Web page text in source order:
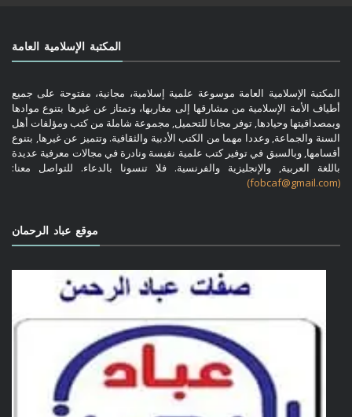
المكتبة الإسلامية العامة
المكتبة الإسلامية العامة موسوعة علمية إسلامية، مجانية، مفتوحة على جميع
أطياف الأمة الإسلامية من مشارقها إلى مغاربها، وتمتاز عن غيرها بتنوع موادها
وبمصداقيتها وحيادها, توفر مجانا للتحميل, مجموعة شاملة من كتب ومؤلفات أهل
السنة والجماعة, وعددا مهما من الكتب الأدبية والثقافية. وتتميز عن غيرها, بتنوع
أقسامها, وبالسبق في توفير كتب علمية نفيسة ونادرة في مجالات معرفية عديدة
باللغة العربية, والإنجليزية والفرنسية. فلا تنسونا بالدعاء. للتواصل معنا:
(fobcaf@gmail.com)
موقع عباد الرحمان